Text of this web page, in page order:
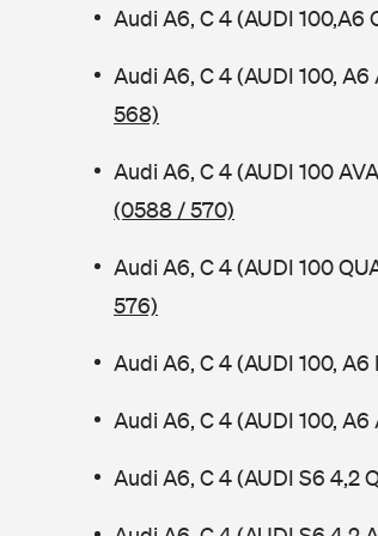
Audi A6, C 4 (AUDI 100,A6
Audi A6, C 4 (AUDI 100,
568)
Audi A6, C 4 (AUDI 100
(0588 / 570)
Audi A6, C 4 (AUDI 100
576)
Audi A6, C 4 (AUDI 100,
Audi A6, C 4 (AUDI 100,
Audi A6, C 4 (AUDI S6 4,2